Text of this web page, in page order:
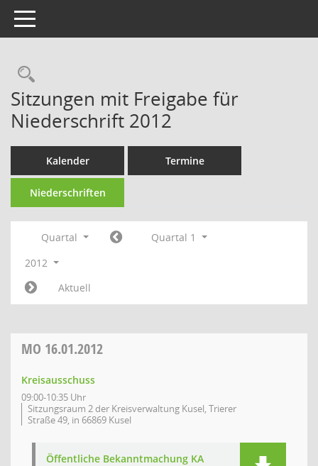
Toggle navigation
Rechercheauswahl
Sitzungen mit Freigabe für
Niederschrift 2012
Kalender Termine
Niederschriften
Quartal
Quartal 1
2012
Aktuell
MO 16.01.2012
Kreisausschuss
09:00-10:35 Uhr
Sitzungsraum 2 der Kreisverwaltung Kusel, Trierer
Straße 49, in 66869 Kusel
Öffentliche Bekanntmachung KA